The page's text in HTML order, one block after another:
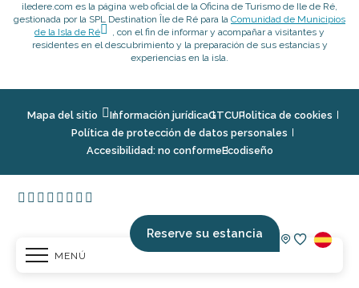
MENÚ
Reserve su estancia
iledere.com es la página web oficial de la Oficina de Turismo de Ile de Ré,
gestionada por la SPL Destination Île de Ré para la Comunidad de Municipios
de la Isla de Ré
, con el fin de informar y acompañar a visitantes y
residentes en el descubrimiento y la preparación de sus estancias y
experiencias en la isla.
Mapa del sitio Información jurídicaGTCUPolitica de cookies
Política de protección de datos personales
Accesibilidad: no conformeEcodiseño